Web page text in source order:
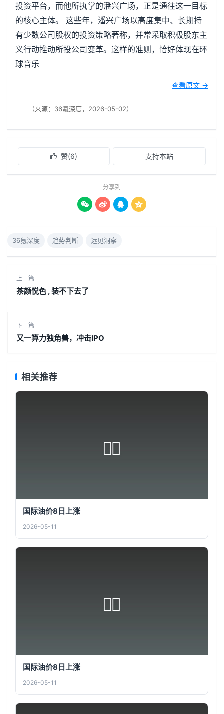
投资平台，而他所执掌的潘兴广场，正是通往这一目标
的核心主体。 这些年，潘兴广场以高度集中、长期持
有少数公司股权的投资策略著称，并常采取积极股东主
义行动推动所投公司变革。这样的准则，恰好体现在环
球音乐
查看原文 →
（来源：36氪深度，2026-05-02）
 赞(6) 支持本站
分享到
   
36氪深度 趋势判断 远见洞察
上一篇
茶颜悦色 , 装不下去了
下一篇
又一算力独角兽，冲击IPO
相关推荐
国际油价8日上涨
2026-05-11
国际油价8日上涨
2026-05-11